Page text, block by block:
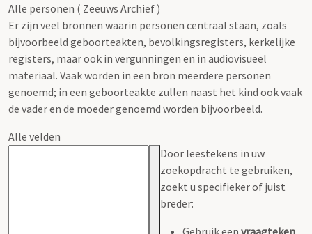
Alle personen ( Zeeuws Archief )
Er zijn veel bronnen waarin personen centraal staan, zoals
bijvoorbeeld geboorteakten, bevolkingsregisters, kerkelijke
registers, maar ook in vergunningen en in audiovisueel
materiaal. Vaak worden in een bron meerdere personen
genoemd; in een geboorteakte zullen naast het kind ook vaak
de vader en de moeder genoemd worden bijvoorbeeld.
Alle velden
Door leestekens in uw
zoekopdracht te gebruiken,
zoekt u specifieker of juist
breder:
Gebruik een vraagteken